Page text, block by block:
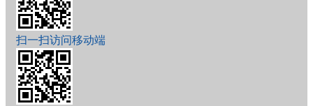
扫一扫访问移动端